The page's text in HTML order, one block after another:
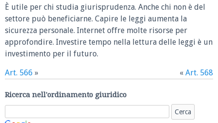
È utile per chi studia giurisprudenza. Anche chi non è del
settore può beneficiarne. Capire le leggi aumenta la
sicurezza personale. Internet offre molte risorse per
approfondire. Investire tempo nella lettura delle leggi è un
investimento per il futuro.
Art. 566 » « Art. 568
Ricerca nell'ordinamento giuridico